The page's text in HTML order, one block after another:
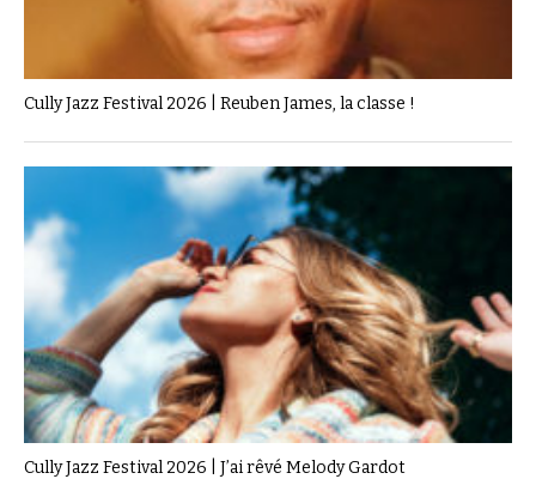
Cully Jazz Festival 2026 | Reuben James, la classe !
Cully Jazz Festival 2026 | J’ai rêvé Melody Gardot